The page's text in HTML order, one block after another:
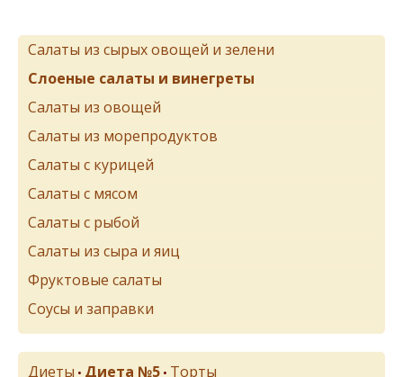
Салаты из сырых овощей и зелени
Слоеные салаты и винегреты
Салаты из овощей
Салаты из морепродуктов
Салаты с курицей
Салаты с мясом
Салаты с рыбой
Салаты из сыра и яиц
Фруктовые салаты
Соусы и заправки
Диеты • Диета №5 • Торты